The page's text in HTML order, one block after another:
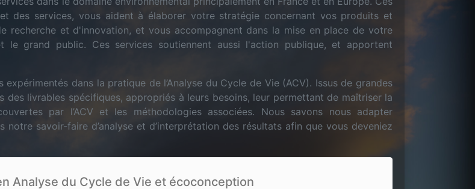
des services, vous aident à élaborer votre stratégie concernant vos produits et
recherche et d'innovation, et vous accompagnent dans la mise en place de votre
le grand public. Ces services soutiennent aussi l'action publique, et apportent
dans la pratique de l’Analyse du Cycle de Vie (ACV). Issus de grandes
des livrables spécifiques, appropriés à leurs besoins, leur permettant de maîtriser la
par l’ACV et les méthodologies associées. Nous savons nous adapter
savoir-faire d’analyse et d’interprétation des résultats afin que vous deveniez
Analyse du Cycle de Vie et écoconception